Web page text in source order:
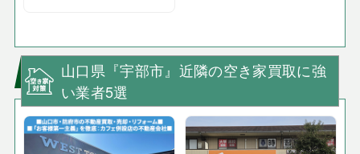
山口県『宇部市』近隣の空き家買取に強
い業者5選